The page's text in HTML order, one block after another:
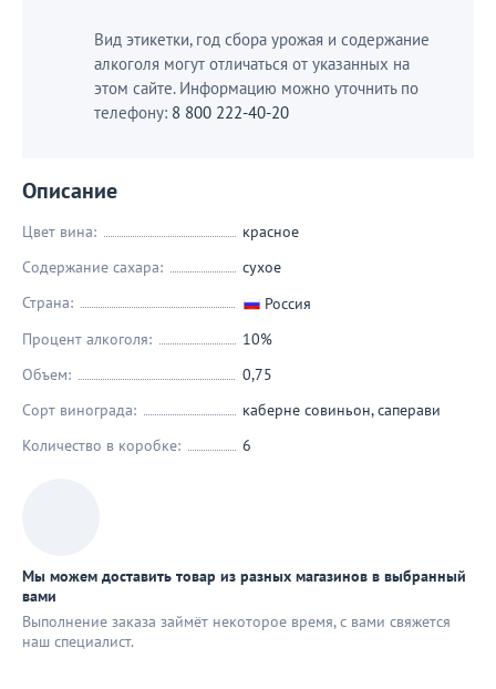
Вид этикетки, год сбора урожая и содержание
алкоголя могут отличаться от указанных на
этом сайте. Информацию можно уточнить по
телефону: 8 800 222-40-20
Описание
Цвет вина:
красное
Содержание сахара:
сухое
Страна:
Россия
Процент алкоголя:
10%
Объем:
0,75
Сорт винограда:
каберне совиньон,саперави
Количество в коробке:
6
Мы можем доставить товар из разных магазинов в выбранный
вами
Выполнение заказа займёт некоторое время, с вами свяжется
наш специaлист.